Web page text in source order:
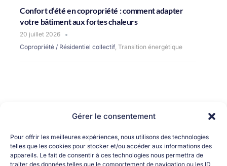
Gérer le consentement
Pour offrir les meilleures expériences, nous utilisons des technologies
telles que les cookies pour stocker et/ou accéder aux informations des
appareils. Le fait de consentir à ces technologies nous permettra de
traiter des données telles que le comportement de navigation ou les ID
Confort d’été en copropriété : comment adapter
votre bâtiment aux fortes chaleurs
20 juillet 2026
Copropriété / Résidentiel collectif,Transition énergétique